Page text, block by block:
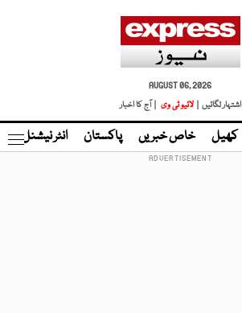
AUGUST 06, 2026
اشتہار لگائیں |
لائیو ٹی وی | آج کا اخبار
کھیل خاص خبریں پاکستان انٹر نیشنل